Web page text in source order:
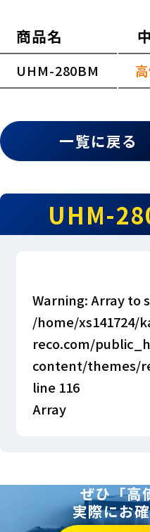
商品名
UHM-280BM
一覧に戻る
UHM-
Warning: Array to
/home/xs141724/
reco.com/
content/themes/
line 116
Array
ぜひ「高
実際にお